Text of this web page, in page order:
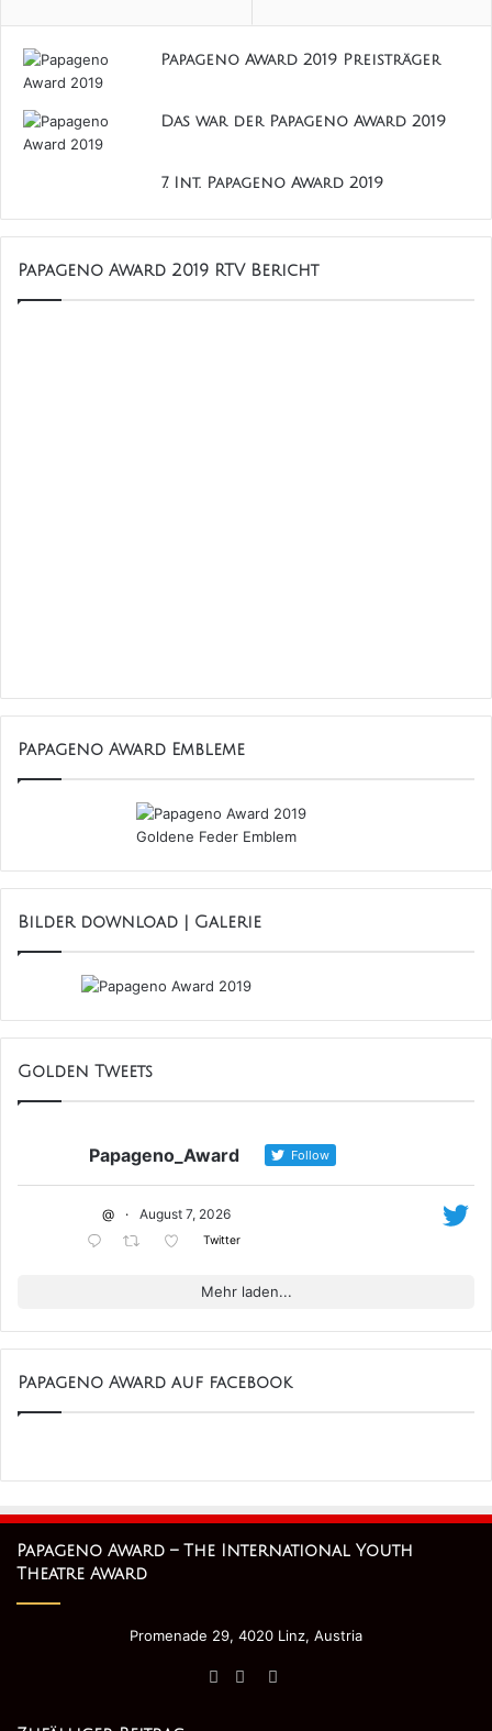
Papageno Award 2019 Preisträger
Das war der Papageno Award 2019
7. Int. Papageno Award 2019
Papageno Award 2019 RTV Bericht
Papageno Award Embleme
Bilder download | Galerie
Golden Tweets
Papageno_Award Follow
@ · August 7, 2026
Twitter
Mehr laden...
Papageno Award auf facebook
Papageno Award – The International Youth
Theatre Award
Promenade 29, 4020 Linz, Austria
Facebook
Twitter